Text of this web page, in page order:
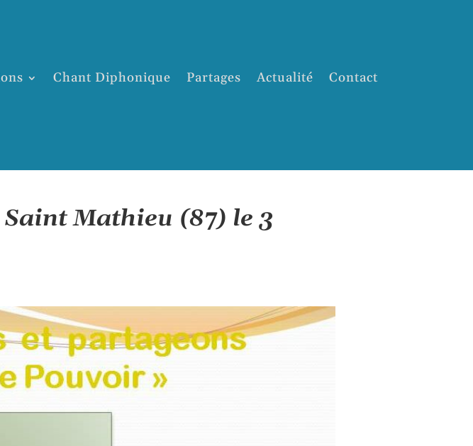
Chant Diphonique Partages Actualité Contact
Mathieu (87) le 3